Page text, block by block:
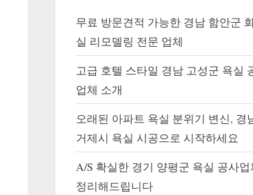
무료 방문견적 가능한 경남 함안군
실 리모델링 전문 업체
고급 호텔 스타일 경남 고성군 욕실
업체 소개
오래된 아파트 욕실 분위기 변신, 경
거제시 욕실 시공으로 시작하세요
A/S 확실한 경기 양평군 욕실 공사업
정리해드립니다